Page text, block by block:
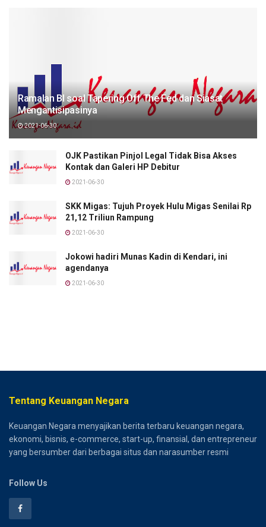
Ramalan BI soal Tapering Off The Fed dan Siasat
Mengantisipasinya
2021-06-30
OJK Pastikan Pinjol Legal Tidak Bisa Akses
Kontak dan Galeri HP Debitur
2021-06-30
SKK Migas: Tujuh Proyek Hulu Migas Senilai Rp
21,12 Triliun Rampung
2021-06-30
Jokowi hadiri Munas Kadin di Kendari, ini
agendanya
2021-06-30
Tentang Keuangan Negara
Keuangan Negara menyajikan berita terbaru keuangan negara,
ekonomi, bisnis, e-commerce, start-up, finansial, dan entrepreneur
yang bersumber dari berbagai situs dan narasumber resmi
Follow Us